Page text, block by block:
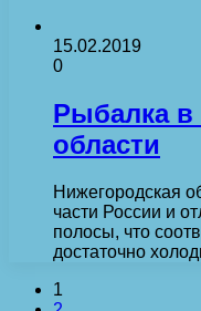
15.02.2019
0
Рыбалка в
области
Нижегородская
части России и
полосы, что
достаточно
1